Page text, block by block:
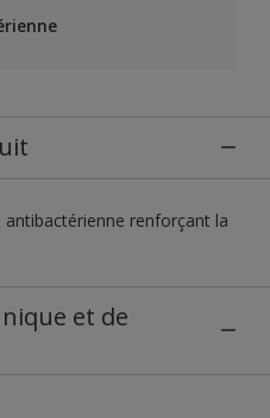
renforçant la
et de